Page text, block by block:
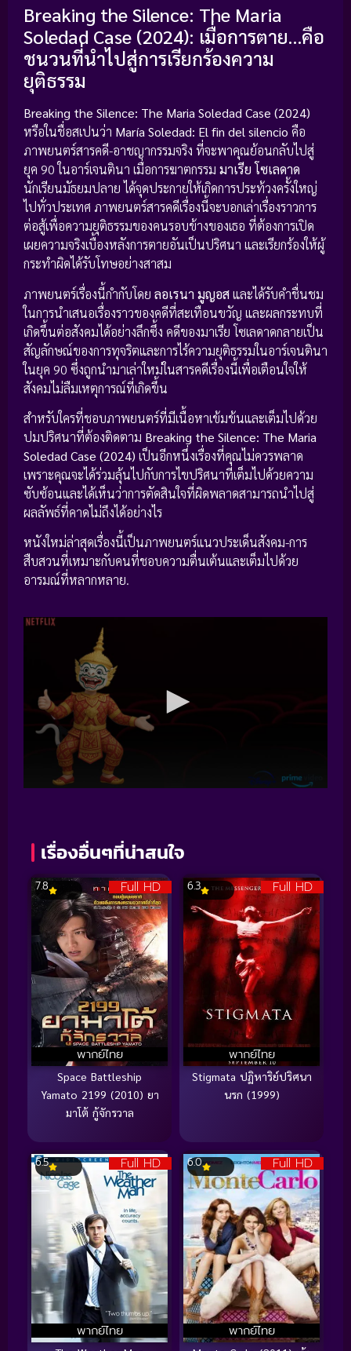
Breaking the Silence: The Maria
Soledad Case (2024): เมื่อการตาย…คือ
ชนวนที่นำไปสู่การเรียกร้องความ
ยุติธรรม
Breaking the Silence: The Maria Soledad Case (2024)
หรือในชื่อสเปนว่า María Soledad: El fin del silencio คือ
ภาพยนตร์สารคดี-อาชญากรรมจริง ที่จะพาคุณย้อนกลับไปสู่
ยุค 90 ในอาร์เจนตินา เมื่อการฆาตกรรม มาเรีย โซเลดาด
นักเรียนมัธยมปลาย ได้จุดประกายให้เกิดการประท้วงครั้งใหญ่
ไปทั่วประเทศ ภาพยนตร์สารคดีเรื่องนี้จะบอกเล่าเรื่องราวการ
ต่อสู้เพื่อความยุติธรรมของคนรอบข้างของเธอ ที่ต้องการเปิด
เผยความจริงเบื้องหลังการตายอันเป็นปริศนา และเรียกร้องให้ผู้
กระทำผิดได้รับโทษอย่างสาสม
ภาพยนตร์เรื่องนี้กำกับโดย ลอเรนา มูญอสและได้รับคำชื่นชม
ในการนำเสนอเรื่องราวของคดีที่สะเทือนขวัญ และผลกระทบที่
เกิดขึ้นต่อสังคมได้อย่างลึกซึ้ง คดีของมาเรีย โซเลดาดกลายเป็น
สัญลักษณ์ของการทุจริตและการไร้ความยุติธรรมในอาร์เจนตินา
ในยุค 90 ซึ่งถูกนำมาเล่าใหม่ในสารคดีเรื่องนี้เพื่อเตือนใจให้
สังคมไม่ลืมเหตุการณ์ที่เกิดขึ้น
สำหรับใครที่ชอบภาพยนตร์ที่มีเนื้อหาเข้มข้นและเต็มไปด้วย
ปมปริศนาที่ต้องติดตาม Breaking the Silence: The Maria
Soledad Case (2024) เป็นอีกหนึ่งเรื่องที่คุณไม่ควรพลาด
เพราะคุณจะได้ร่วมลุ้นไปกับการไขปริศนาที่เต็มไปด้วยความ
ซับซ้อนและได้เห็นว่าการตัดสินใจที่ผิดพลาดสามารถนำไปสู่
ผลลัพธ์ที่คาดไม่ถึงได้อย่างไร
หนังใหม่ล่าสุดเรื่องนี้เป็นภาพยนตร์แนวประเด็นสังคม-การ
สืบสวนที่เหมาะกับคนที่ชอบความตื่นเต้นและเต็มไปด้วย
อารมณ์ที่หลากหลาย.
เรื่องอื่นๆที่น่าสนใจ
Full HD
พากย์ไทย
7.8
Space Battleship
Yamato 2199 (2010) ยา
มาโต้ กู้จักรวาล
Full HD
พากย์ไทย
6.3
Stigmata ปฏิหาริย์ปริศนา
นรก (1999)
Full HD
พากย์ไทย
6.5 Full HD
พากย์ไทย
6.0